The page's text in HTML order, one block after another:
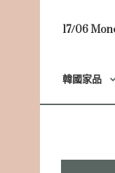
17/06
韓國家品